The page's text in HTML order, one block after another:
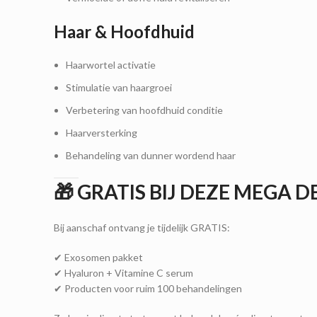
Haar & Hoofdhuid
Haarwortel activatie
Stimulatie van haargroei
Verbetering van hoofdhuid conditie
Haarversterking
Behandeling van dunner wordend haar
🎁 GRATIS BIJ DEZE MEGA
Bij aanschaf ontvang je tijdelijk GRATIS:
✔ Exosomen pakket
✔ Hyaluron + Vitamine C serum
✔ Producten voor ruim 100 behandelingen